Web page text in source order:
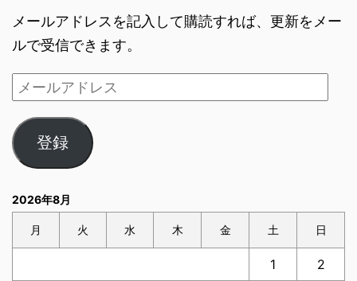
メールアドレスを記入して購読すれば、更新をメー
ルで受信できます。
登録
2026年8月
月 火 水 木 金 土 日
1 2